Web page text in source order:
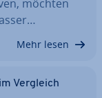
möchten
Mehr lesen
Vergleich